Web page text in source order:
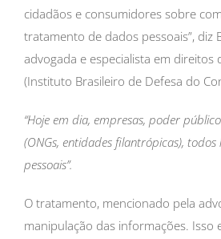
cidadãos e consumidores sobre
tratamento de dados pessoais”, diz
advogada e especialista em direitos
(Instituto Brasileiro de Defesa do
“Hoje em dia, empresas, poder
(ONGs, entidades filantrópicas),
pessoais”.
O tratamento, mencionado pela
manipulação das informações. Isso